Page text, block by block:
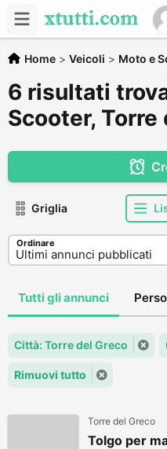
Home > Veicoli > Moto e
6 risultati
Scooter, Torre
Griglia
Ordinare
Tutti gli annunci
Città: Torre del Greco
Rimuovi tutto
Torre del Greco
Tolgo per